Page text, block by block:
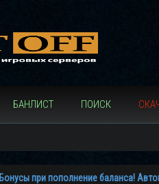
БАНЛИСТ ПОИСК
Бонусы при пополнение баланса!